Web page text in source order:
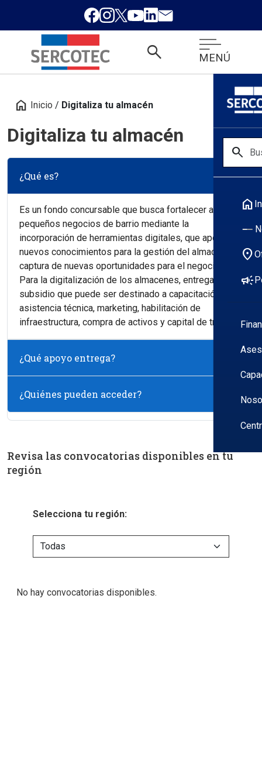
search MENÚ
search
home
location_on
campaign
home Inicio / Digitaliza tu almacén
Digitaliza tu almacén
¿Qué es?
Es un fondo concursable que busca fortalecer a los
pequeños negocios de barrio mediante la
incorporación de herramientas digitales, que aporten
nuevos conocimientos para la gestión del almacén y la
captura de nuevas oportunidades para el negocio.
Para la digitalización de los almacenes, entrega un
subsidio que puede ser destinado a capacitación,
asistencia técnica, marketing, habilitación de
infraestructura, compra de activos y capital de trabajo.
¿Qué apoyo entrega?
¿Quiénes pueden acceder?
Revisa las convocatorias disponibles en tu
región